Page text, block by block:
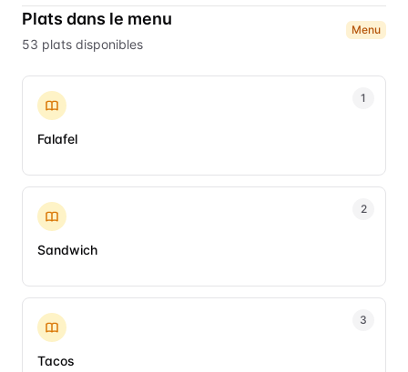
Plats dans le menu
53 plats disponibles
Menu
1
Falafel
2
Sandwich
3
Tacos